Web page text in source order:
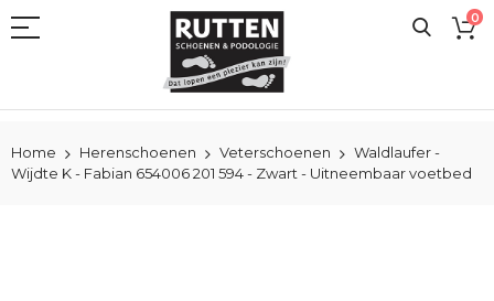
naar
0
Home Herenschoenen Veterschoenen
Waldlaufer -
Wijdte K - Fabian 654006 201 594 - Zwart - Uitneembaar voetbed